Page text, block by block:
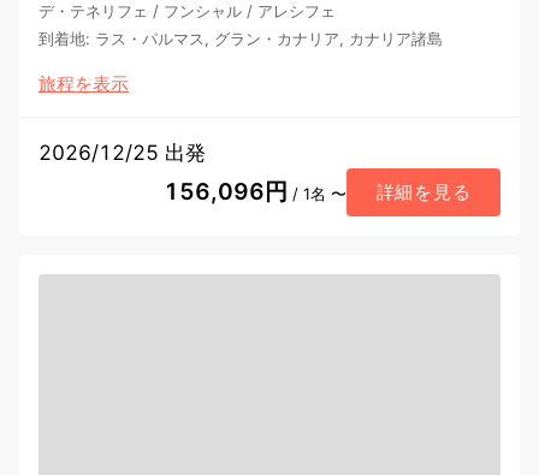
デ・テネリフェ / フンシャル / アレシフェ
到着地: ラス・パルマス, グラン・カナリア, カナリア諸島
旅程を表示
2026/12/25 出発
156,096円 / 1名 〜 詳細を見る